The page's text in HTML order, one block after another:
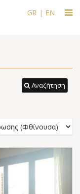
GR | EN
Αναζήτηση